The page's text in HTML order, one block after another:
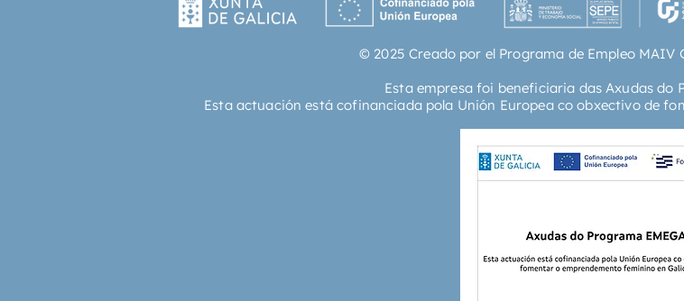
© 2025 Creado por el Programa de Empleo MAIV
Esta empresa foi beneficiaria das Axudas do
Esta actuación está cofinanciada pola Unión Europea co obxectivo de